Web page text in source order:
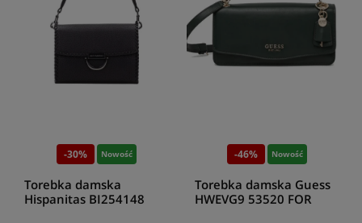
-30% Nowość
Torebka damska
Hispanitas BI254148
-46% Nowość
Torebka damska Guess
HWEVG9 53520 FOR